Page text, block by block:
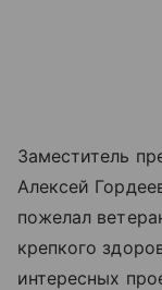
Заместитель
Алексей
пожелал
крепкого
интересных